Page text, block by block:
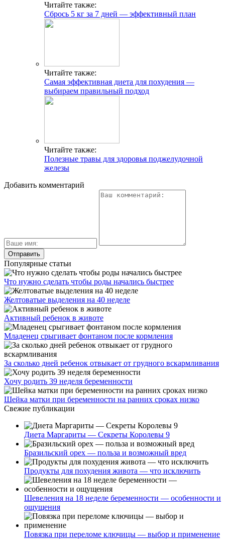
Читайте также:
Сбрось 5 кг за 7 дней — эффективный план
Читайте также:
Самая эффективная диета для похудения —
выбираем правильный подход
Читайте также:
Полезные травы для здоровья поджелудочной
железы
Добавить комментарий
Популярные статьи
Что нужно сделать чтобы роды начались быстрее
Желтоватые выделения на 40 неделе
Активный ребенок в животе
Младенец срыгивает фонтаном после кормления
За сколько дней ребенок отвыкает от грудного вскармливания
Хочу родить 39 неделя беременности
Шейка матки при беременности на ранних сроках низко
Свежие публикации
Диета Маргариты — Секреты Королевы 9
Бразильский орех — польза и возможный вред
Продукты для похудения живота — что исключить
Шевеления на 18 неделе беременности — особенности и
ощущения
Повязка при переломе ключицы — выбор и применение